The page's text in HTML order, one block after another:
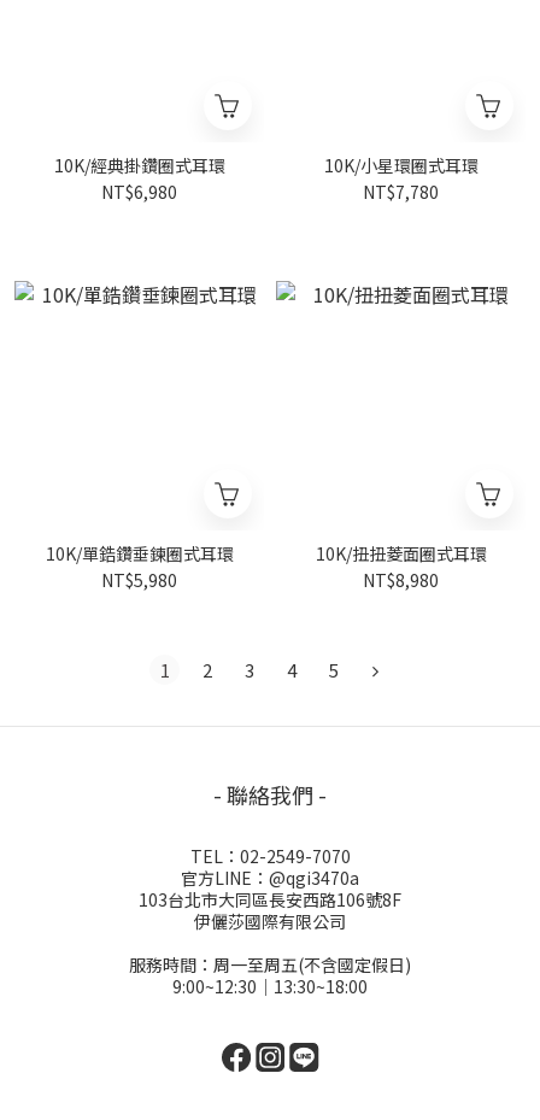
10K/經典掛鑽圈式耳環
NT$6,980
10K/小星環圈式耳環
NT$7,780
10K/單鋯鑽垂鍊圈式耳環
NT$5,980
10K/扭扭菱面圈式耳環
NT$8,980
1 2 3 4 5
- 聯絡我們 -
TEL：02-2549-7070
官方LINE：@qgi3470a
103台北市大同區長安西路106號8F
伊儷莎國際有限公司
服務時間：周一至周五(不含國定假日)
9:00~12:30│13:30~18:00